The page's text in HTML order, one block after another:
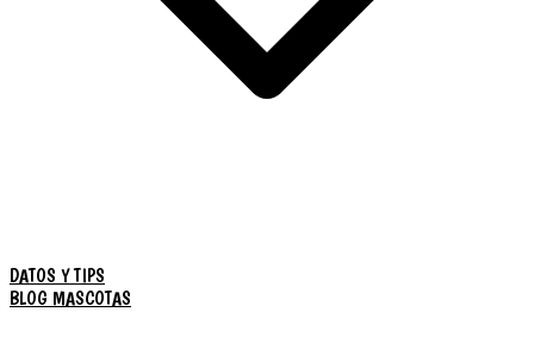
DATOS Y TIPS
BLOG MASCOTAS